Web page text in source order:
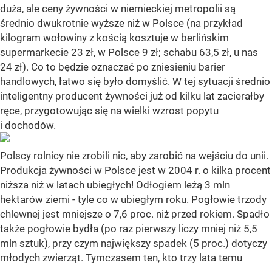
duża, ale ceny żywności w niemieckiej metropolii są
średnio dwukrotnie wyższe niż w Polsce (na przykład
kilogram wołowiny z kością kosztuje w berlińskim
supermarkecie 23 zł, w Polsce 9 zł; schabu 63,5 zł, u nas
24 zł). Co to będzie oznaczać po zniesieniu barier
handlowych, łatwo się było domyślić. W tej sytuacji średnio
inteligentny producent żywności już od kilku lat zacierałby
ręce, przygotowując się na wielki wzrost popytu
i dochodów.
Polscy rolnicy nie zrobili nic, aby zarobić na wejściu do unii.
Produkcja żywności w Polsce jest w 2004 r. o kilka procent
niższa niż w latach ubiegłych! Odłogiem leżą 3 mln
hektarów ziemi - tyle co w ubiegłym roku. Pogłowie trzody
chlewnej jest mniejsze o 7,6 proc. niż przed rokiem. Spadło
także pogłowie bydła (po raz pierwszy liczy mniej niż 5,5
mln sztuk), przy czym największy spadek (5 proc.) dotyczy
młodych zwierząt. Tymczasem ten, kto trzy lata temu